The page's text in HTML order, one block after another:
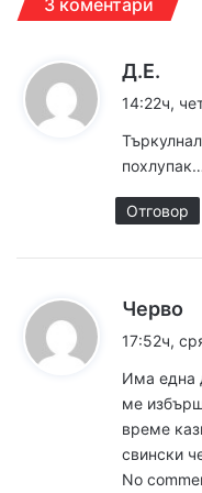
Д.Е.
а
:
14:22ч,
Отговор
Черво
а
:
17:52ч,
Има една
ме
време
свински
No